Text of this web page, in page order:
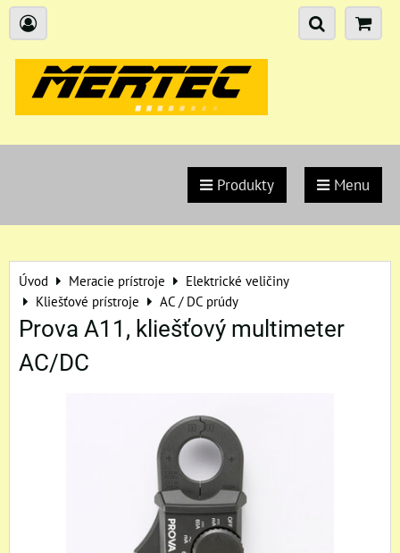
Produkty Menu
Úvod Meracie prístroje
Elektrické veličiny
Kliešťové prístroje
AC / DC prúdy
Prova A11, kliešťový multimeter
AC/DC